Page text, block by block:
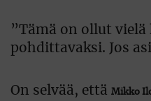
”Tämä on ollut
pohdittavaksi. Jos
On selvää, että Mikko